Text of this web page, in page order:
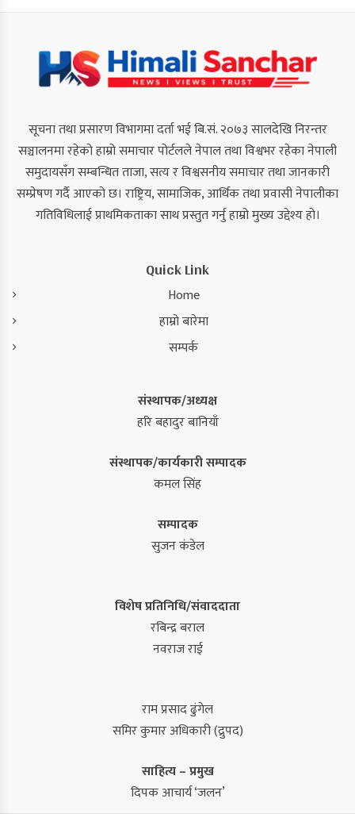
सूचना तथा प्रसारण विभागमा दर्ता भई बि.सं. २०७३ सालदेखि निरन्तर
सञ्चालनमा रहेको हाम्रो समाचार पोर्टलले नेपाल तथा विश्वभर रहेका नेपाली
समुदायसँग सम्बन्धित ताजा, सत्य र विश्वसनीय समाचार तथा जानकारी
सम्प्रेषण गर्दै आएको छ। राष्ट्रिय, सामाजिक, आर्थिक तथा प्रवासी नेपालीका
गतिविधिलाई प्राथमिकताका साथ प्रस्तुत गर्नु हाम्रो मुख्य उद्देश्य हो।
Quick Link
Home
हाम्रो बारेमा
सम्पर्क
संस्थापक/अध्यक्ष
हरि बहादुर बानियाँ
संस्थापक/कार्यकारी सम्पादक
कमल सिंह
सम्पादक
सुजन कंडेल
विशेष प्रतिनिधि/संवाददाता
रबिन्द्र बराल
नवराज राई
राम प्रसाद ढुंगेल
समिर कुमार अधिकारी (द्रुपद)
साहित्य – प्रमुख
दिपक आचार्य ‘जलन’